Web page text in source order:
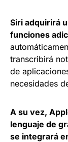
Siri adquirirá
funciones
transcribirá
de
necesidades
A su vez,
lenguaje de
se integrará